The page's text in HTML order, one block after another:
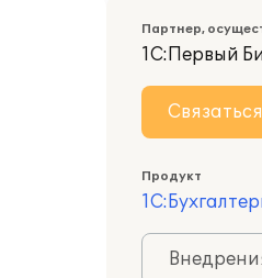
Партнер,
1С:Первый
Связаться
Продукт